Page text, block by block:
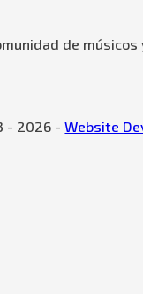
de
- 2026 -Website